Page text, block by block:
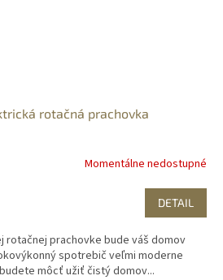
rotačná prachovka
Momentálne nedostupné
DETAIL
rotačnej prachovke bude váš domov
spotrebič veľmi moderne
môcť užiť čistý domov...